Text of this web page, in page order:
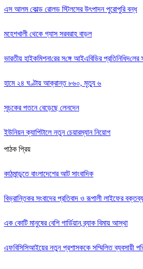
এস আলম কোল্ড রোলড স্টিলসের উৎপাদন পুরোপুরি বন্ধ
মহেশখালী থেকে গ্যাস সরবরাহ বাড়ল
ভারতীয় হাইক‌মিশনা‌রের স‌ঙ্গে আইএবিডির প্রতি‌নি‌ধিদ‌লের
হামে ২৪ ঘণ্টায় আক্রান্ত ৮৬০, মৃত্যু ৬
সূচকের পতনে বেড়েছে লেনদেন
ইউনিয়ন ক্যাপিটালে নতুন চেয়ারম্যান নিয়োগ
পাঠক প্রিয়
কাঠমান্ডুতে বাংলাদেশের আট সাংবাদিক
বিভ্রান্তিকর সংবাদের প্রতিবাদ ও রূপালী লাইফের বক্তব্য
এক কোটি মানুষের বেশি গার্ডিয়ান ব্র্যাক বিমায় আস্থা
এফবিসিসিআইয়ের নতুন প্রশাসককে সম্মিলিত ব্যবসায়ী